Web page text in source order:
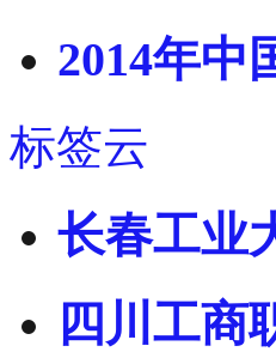
2014年中
标签云
长春工业
四川工商